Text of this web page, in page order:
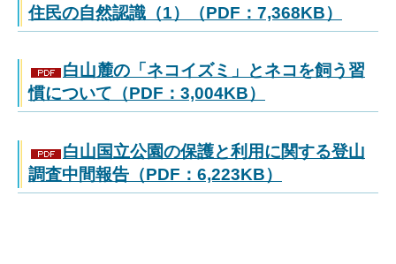
住民の自然認識（1）（PDF：7,368KB）
白山麓の「ネコイズミ」とネコを飼う習
慣について（PDF：3,004KB）
白山国立公園の保護と利用に関する登山
調査中間報告（PDF：6,223KB）